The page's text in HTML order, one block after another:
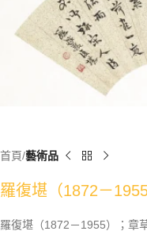
首頁 藝術品
羅復堪（1872－
羅復堪（1872－1955）；章